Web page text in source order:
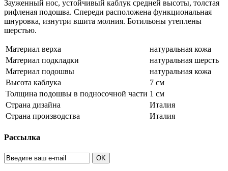
Зауженный нос, устойчивый каблук средней высоты, толстая
рифленая подошва. Спереди расположена функциональная
шнуровка, изнутри вшита молния. Ботильоны утеплены
шерстью.
Материал верха
натуральная кожа
Материал подкладки
натуральная шерсть
Материал подошвы
натуральная кожа
Высота каблука
7 см
Толщина подошвы в подносочной части 1 см
Страна дизайна
Италия
Страна производства
Италия
Рассылка
OK